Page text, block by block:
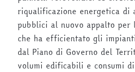
riqualificazione energetica di
pubblici al nuovo appalto per
che ha efficientato gli
dal Piano di Governo del
volumi edificabili e consumi